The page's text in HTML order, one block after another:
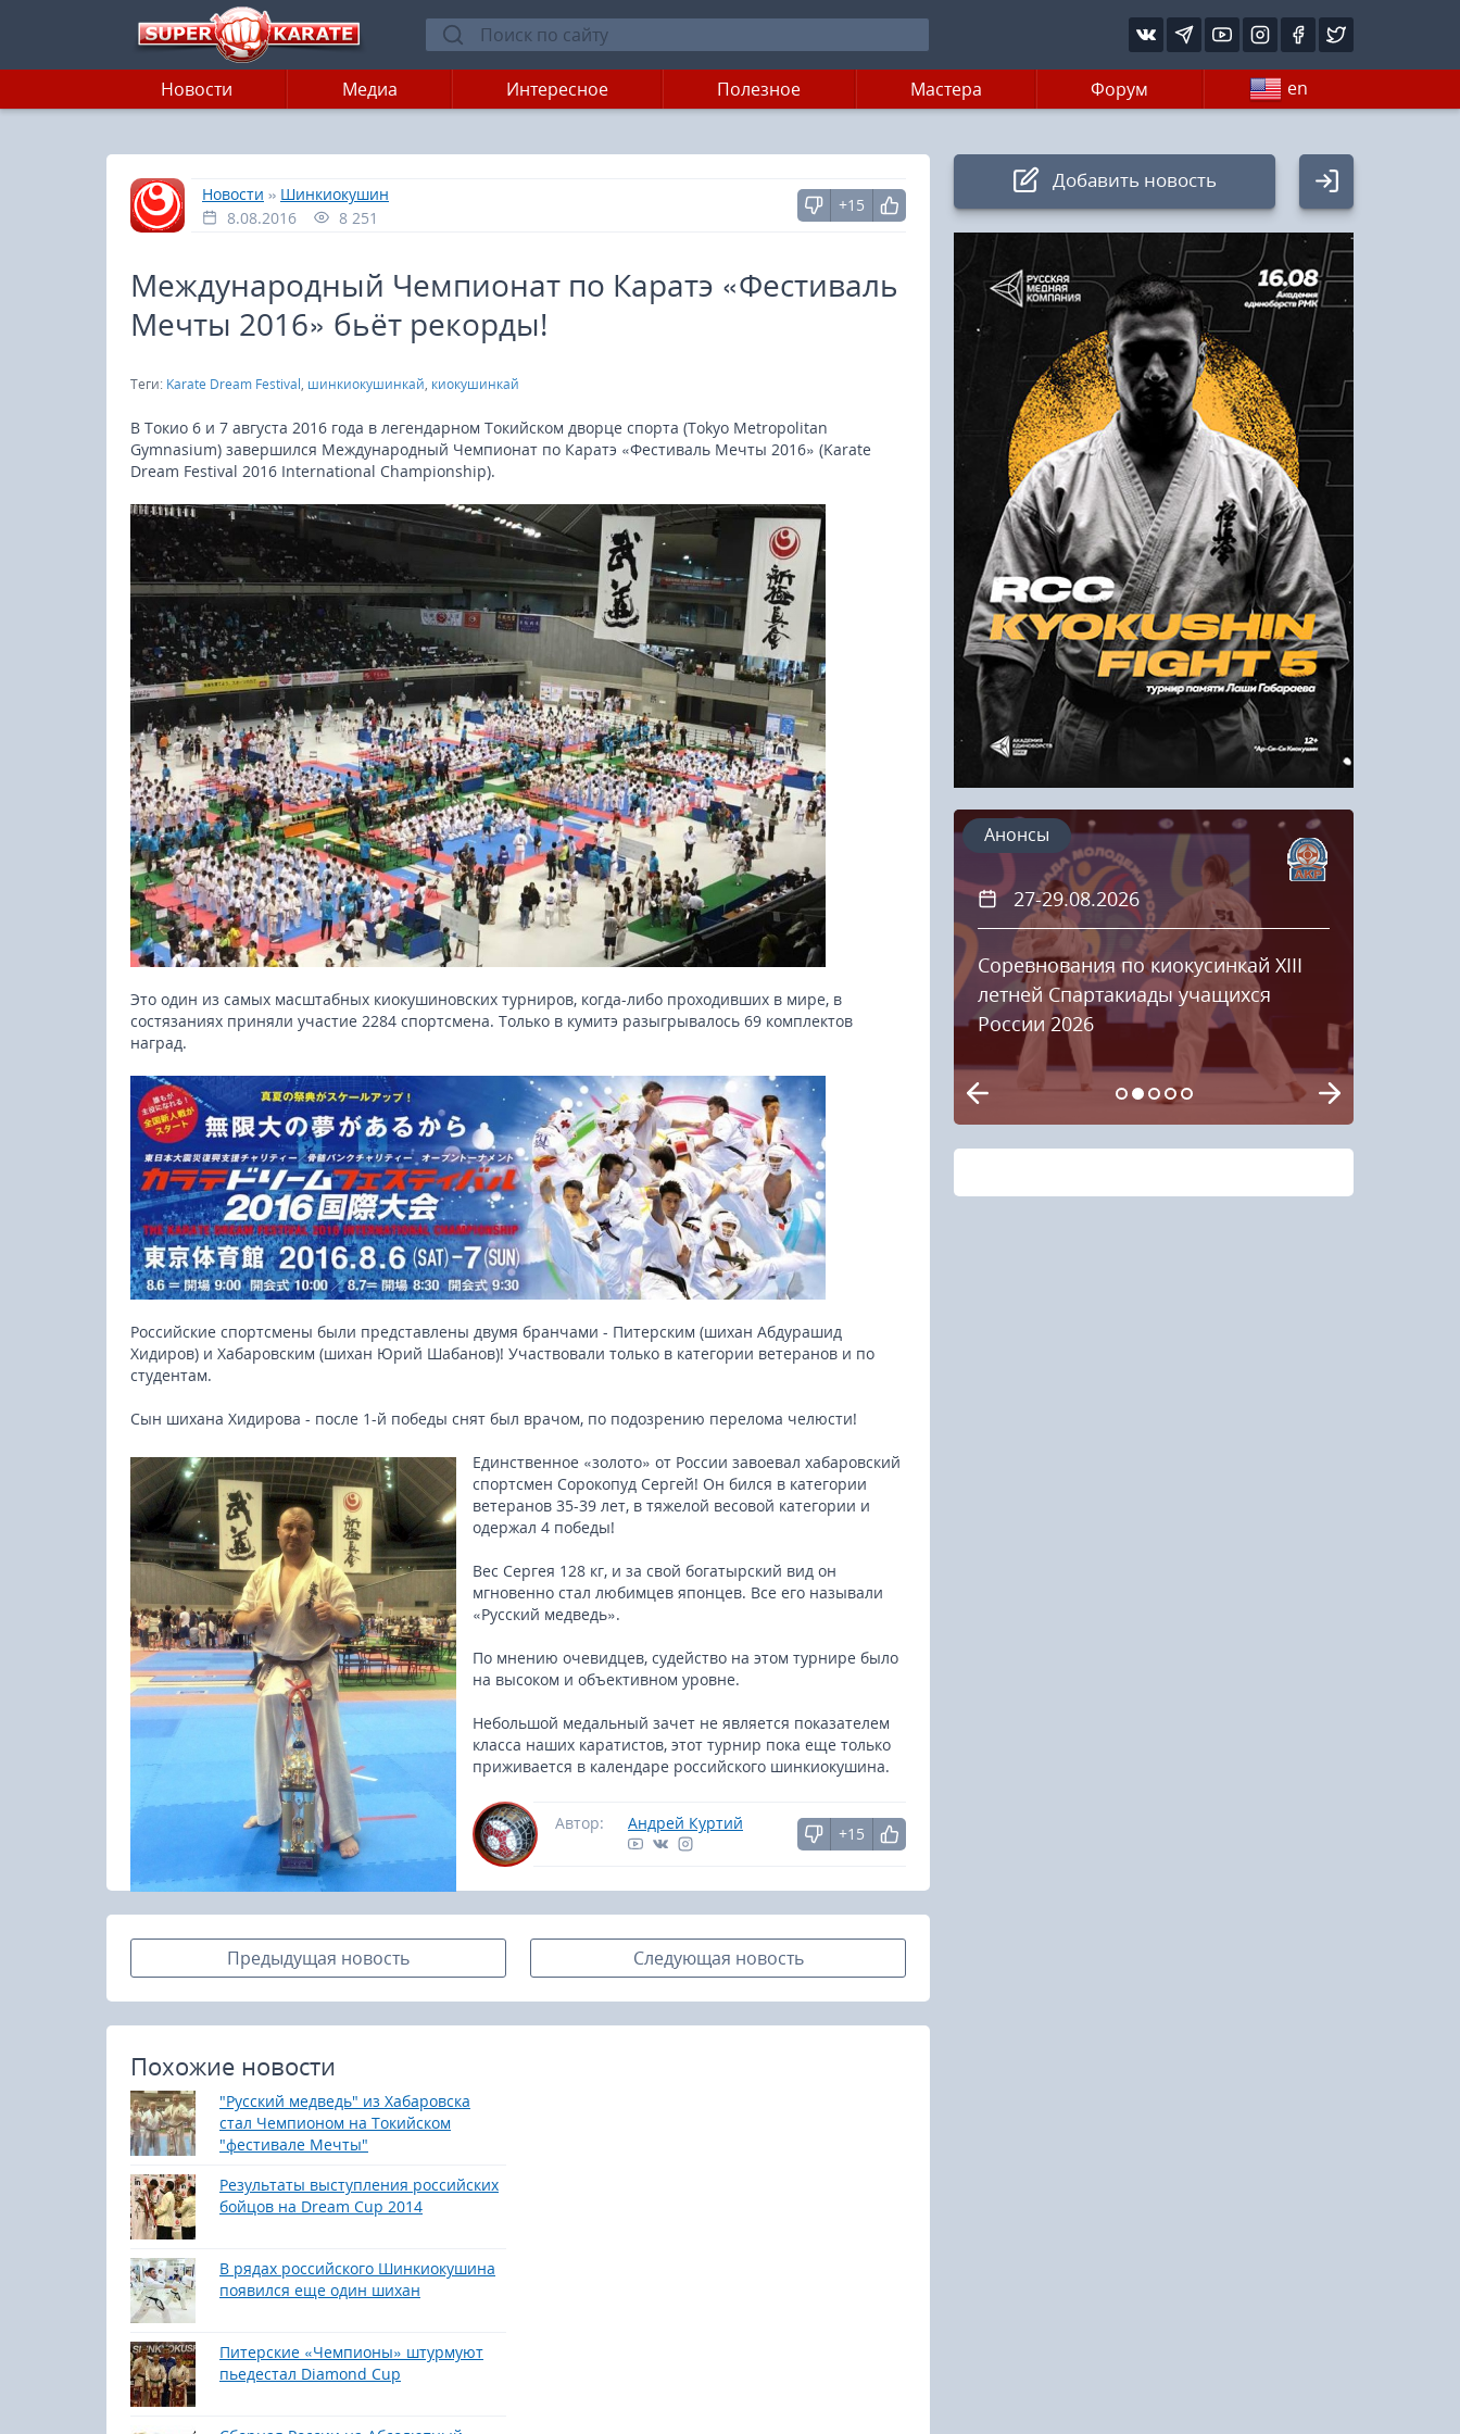
Новости Медиа Интересное Полезное Мастера Форум en
Главная
»
Новости » Шинкиокушин
8.08.2016
8 251
+15
Международный Чемпионат по Каратэ «Фестиваль
Мечты 2016» бьёт рекорды!
Теги: Karate Dream Festival, шинкиокушинкай, киокушинкай
В Токио 6 и 7 августа 2016 года в легендарном Токийском дворце спорта (Tokyo Metropolitan
Gymnasium) завершился Международный Чемпионат по Каратэ «Фестиваль Мечты 2016» (Karate
Dream Festival 2016 International Championship).
Это один из самых масштабных киокушиновских турниров, когда-либо проходивших в мире, в
состязаниях приняли участие 2284 спортсмена. Только в кумитэ разыгрывалось 69 комплектов
наград.
Российские спортсмены были представлены двумя бранчами - Питерским (шихан Абдурашид
Хидиров) и Хабаровским (шихан Юрий Шабанов)! Участвовали только в категории ветеранов и по
студентам.
Сын шихана Хидирова - после 1-й победы снят был врачом, по подозрению перелома челюсти!
Единственное «золото» от России завоевал хабаровский
спортсмен Сорокопуд Сергей! Он бился в категории
ветеранов 35-39 лет, в тяжелой весовой категории и
одержал 4 победы!
Вес Сергея 128 кг, и за свой богатырский вид он
мгновенно стал любимцев японцев. Все его называли
«Русский медведь».
По мнению очевидцев, судейство на этом турнире было
на высоком и объективном уровне.
Небольшой медальный зачет не является показателем
класса наших каратистов, этот турнир пока еще только
приживается в календаре российского шинкиокушина.
Автор: Андрей Куртий
+15
Предыдущая новость Следующая новость
Похожие новости
"Русский медведь" из Хабаровска
стал Чемпионом на Токийском
"фестивале Мечты"
Результаты выступления российских
бойцов на Dream Cup 2014
В рядах российского Шинкиокушина
появился еще один шихан
Питерские «Чемпионы» штурмуют
пьедестал Diamond Cup
Добавить новость
Авторизация
Логин:
Пароль
Войти
Напомнить пароль
Регистрация
23-25.10.2026
Spanish Autumn Camp 2026
16.08.2026
RCC Kyokushin Fight 5
27-29.08.2026
Соревнования по киокусинкай XIII
летней Спартакиады учащихся
России 2026
Анонсы